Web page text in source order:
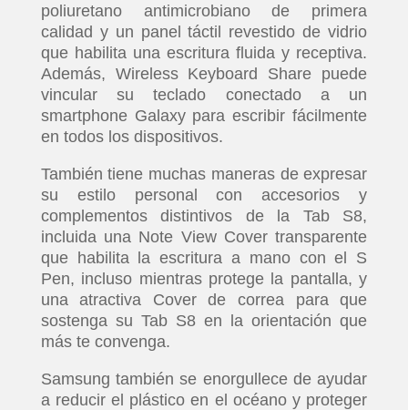
poliuretano antimicrobiano de primera
calidad y un panel táctil revestido de vidrio
que habilita una escritura fluida y receptiva.
Además, Wireless Keyboard Share puede
vincular su teclado conectado a un
smartphone Galaxy para escribir fácilmente
en todos los dispositivos.
También tiene muchas maneras de expresar
su estilo personal con accesorios y
complementos distintivos de la Tab S8,
incluida una Note View Cover transparente
que habilita la escritura a mano con el S
Pen, incluso mientras protege la pantalla, y
una atractiva Cover de correa para que
sostenga su Tab S8 en la orientación que
más te convenga.
Samsung también se enorgullece de ayudar
a reducir el plástico en el océano y proteger